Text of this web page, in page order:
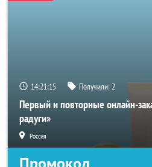
14:21:14 Получили:2
Первый и повторные онлайн-
радуги»
Россия